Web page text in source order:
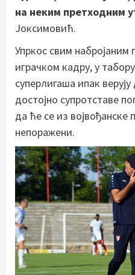
на неким претходним
Јоксимовић.
Упркос свим набројаним
играчком кадру, у
суперлигаша ипак
достојно супротставе
да ће се из војвођанске
непоражени.